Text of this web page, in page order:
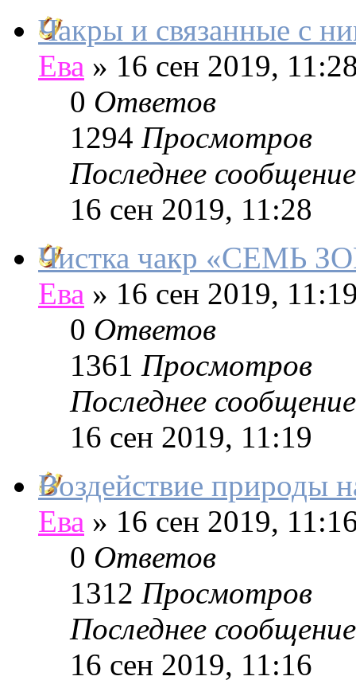
Чакры и связанные с
Ева » 16 сен 2019,
0 Ответов
1294 Просмотров
Последнее сообщение
16 сен 2019, 11:28
Чистка чакр «СЕМЬ
Ева » 16 сен 2019,
0 Ответов
1361 Просмотров
Последнее сообщение
16 сен 2019, 11:19
Воздействие природы
Ева » 16 сен 2019,
0 Ответов
1312 Просмотров
Последнее сообщение
16 сен 2019, 11:16